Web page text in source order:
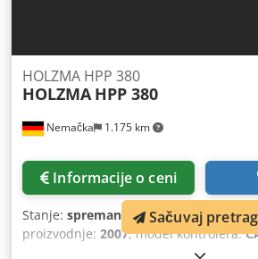
od bakelita sa vazdušnim sistemom
stezaljki
Nemačka 1.175 km
HOLZMA HPP 380
HOLZMA HPP 380
Informacije o ceni
Stanje: spreman za upotrebu
proizvodnje: 2007, model kontrolera:
, Ova HOLZMA HPP 380
Sačuvaj